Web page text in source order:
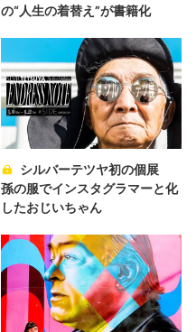
の“人生の着替え”が書籍化
シルバーテツヤ初の個展
孫の服でインスタグラマーと化
したおじいちゃん